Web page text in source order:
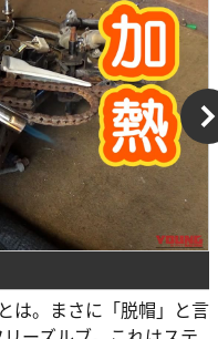
は。まさに「脱帽」と言